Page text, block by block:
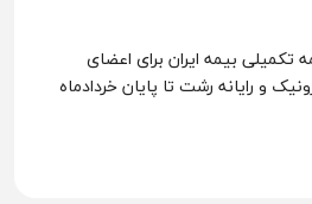
بیمه ایران برای اعضای
و رایانه رشت تا پایان خردادماه